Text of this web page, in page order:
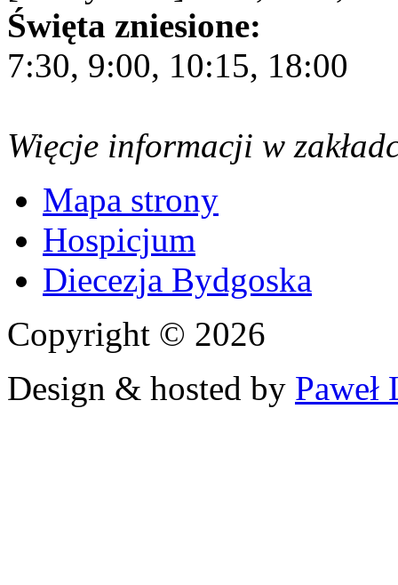
Święta zniesione:
7:30, 9:00, 10:15, 18:00
Więcje informacji w
Mapa strony
Hospicjum
Diecezja Bydgoska
Copyright © 2026
Design & hosted by